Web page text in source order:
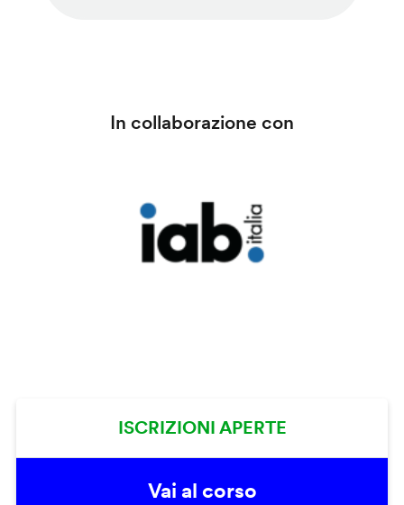
In collaborazione con
ISCRIZIONI APERTE
Vai al corso